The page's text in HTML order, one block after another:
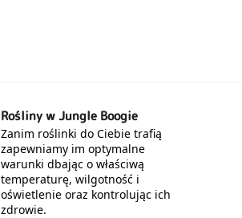
Rośliny w Jungle Boogie
Zanim roślinki do Ciebie trafią
zapewniamy im optymalne
warunki dbając o właściwą
temperaturę, wilgotność i
oświetlenie oraz kontrolując ich
zdrowie.